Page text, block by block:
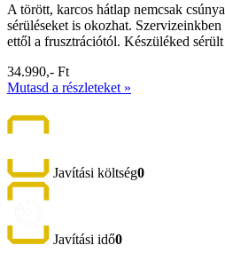
A törött, karcos hátlap nemcsak
sérüléseket is okozhat.
ettől a frusztrációtól. Készüléked
34.990,- Ft
Mutasd a részleteket »
Javítási költség0
Javítási idő0